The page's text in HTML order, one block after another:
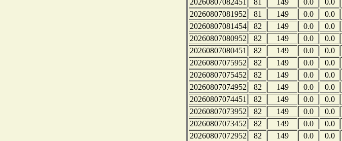
20260807082451
81 149 0.0 0.0
20260807081952
81 149 0.0 0.0
20260807081454
82 149 0.0 0.0
20260807080952
82 149 0.0 0.0
20260807080451
82 149 0.0 0.0
20260807075952
82 149 0.0 0.0
20260807075452
82 149 0.0 0.0
20260807074952
82 149 0.0 0.0
20260807074451
82 149 0.0 0.0
20260807073952
82 149 0.0 0.0
20260807073452
82 149 0.0 0.0
20260807072952
82 149 0.0 0.0